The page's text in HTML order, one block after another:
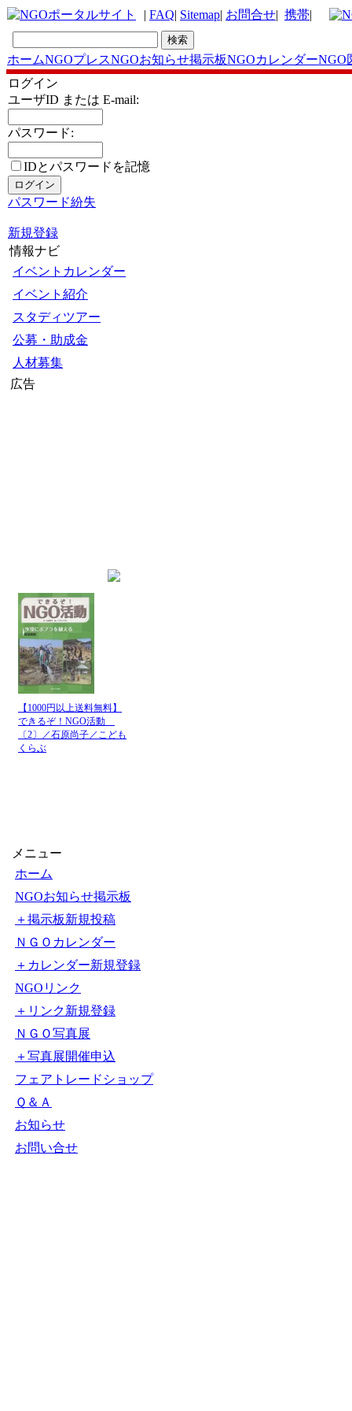
| FAQ| Sitemap| お問合せ| 携帯|
ホームNGOプレスNGOお知らせ掲示板NGOカレンダーNGO
ログイン
ユーザID または E-mail:
パスワード:
IDとパスワードを記憶
パスワード紛失
新規登録
情報ナビ
イベントカレンダー
イベント紹介
スタディツアー
公募・助成金
人材募集
広告
【1000円以上送料無料】
できるぞ！NGO活動
〔2〕／石原尚子／こども
くらぶ
メニュー
ホーム
NGOお知らせ掲示板
＋掲示板新規投稿
ＮＧＯカレンダー
＋カレンダー新規登録
NGOリンク
＋リンク新規登録
ＮＧＯ写真展
＋写真展開催申込
フェアトレードショップ
Ｑ＆Ａ
お知らせ
お問い合せ